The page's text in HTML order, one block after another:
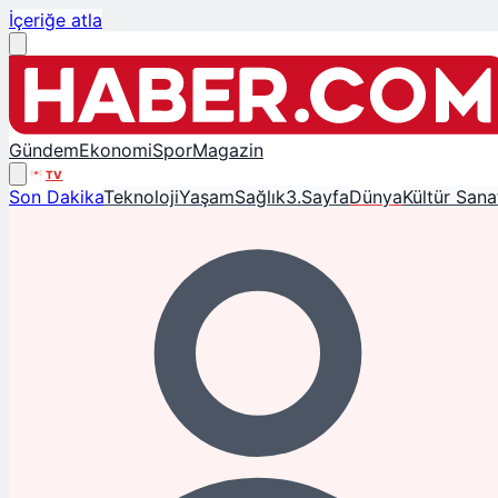
İçeriğe atla
GündemEkonomiSporMagazin
TV
Son DakikaTeknolojiYaşamSağlık3.SayfaDünyaKültür